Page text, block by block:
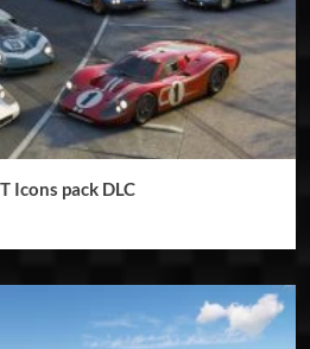
Icons pack DLC